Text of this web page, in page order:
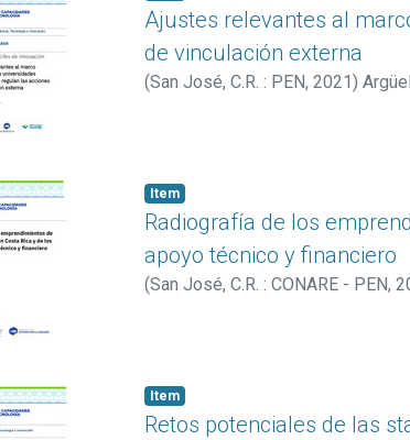
Ajustes relevantes al
de vinculación externa
(San José, C.R. : PEN, 2021)
Item
Radiografía de los
apoyo técnico y financiero
(San José, C.R. : CONARE - PEN,
Item
Retos potenciales de las